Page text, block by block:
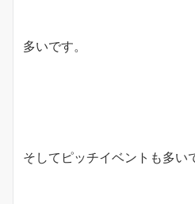
多いです。
そしてピッチイベントも多い